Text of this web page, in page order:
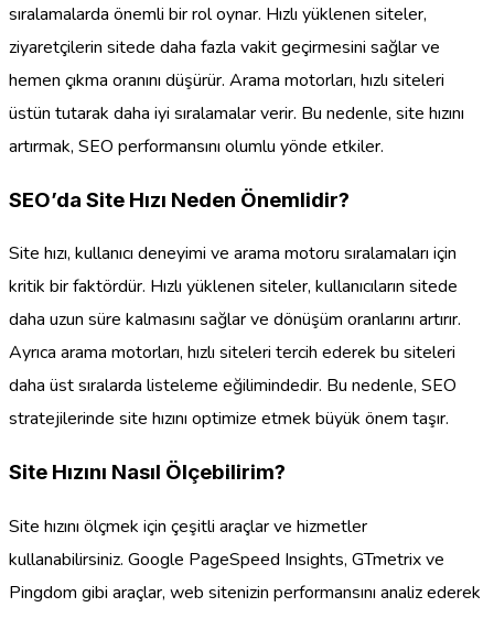
sıralamalarda önemli bir rol oynar. Hızlı yüklenen siteler,
ziyaretçilerin sitede daha fazla vakit geçirmesini sağlar ve
hemen çıkma oranını düşürür. Arama motorları, hızlı siteleri
üstün tutarak daha iyi sıralamalar verir. Bu nedenle, site hızını
artırmak, SEO performansını olumlu yönde etkiler.
SEO’da Site Hızı Neden Önemlidir?
Site hızı, kullanıcı deneyimi ve arama motoru sıralamaları için
kritik bir faktördür. Hızlı yüklenen siteler, kullanıcıların sitede
daha uzun süre kalmasını sağlar ve dönüşüm oranlarını artırır.
Ayrıca arama motorları, hızlı siteleri tercih ederek bu siteleri
daha üst sıralarda listeleme eğilimindedir. Bu nedenle, SEO
stratejilerinde site hızını optimize etmek büyük önem taşır.
Site Hızını Nasıl Ölçebilirim?
Site hızını ölçmek için çeşitli araçlar ve hizmetler
kullanabilirsiniz. Google PageSpeed Insights, GTmetrix ve
Pingdom gibi araçlar, web sitenizin performansını analiz ederek